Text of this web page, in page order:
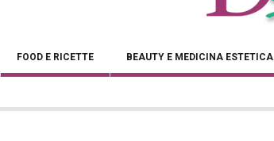
FOOD E RICETTE BEAUTY E MEDICINA ESTETICA